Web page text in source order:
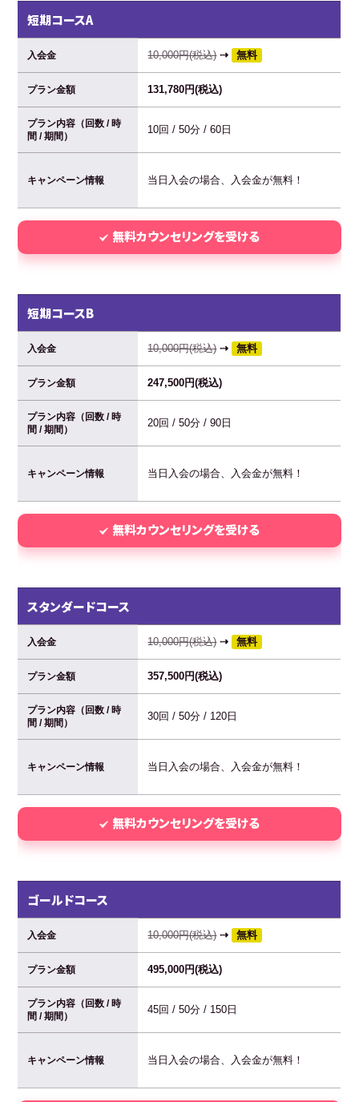
短期コースA
入会金 10,000円(税込)⇢ 無料
プラン金額 131,780円(税込)
プラン内容（回数 / 時
間 / 期間）
10回 / 50分 / 60日
キャンペーン情報 当日入会の場合、入会金が無料！
無料カウンセリングを受ける
短期コースB
入会金 10,000円(税込)⇢ 無料
プラン金額 247,500円(税込)
プラン内容（回数 / 時
間 / 期間）
20回 / 50分 / 90日
キャンペーン情報 当日入会の場合、入会金が無料！
無料カウンセリングを受ける
スタンダードコース
入会金 10,000円(税込)⇢ 無料
プラン金額 357,500円(税込)
プラン内容（回数 / 時
間 / 期間）
30回 / 50分 / 120日
キャンペーン情報 当日入会の場合、入会金が無料！
無料カウンセリングを受ける
ゴールドコース
入会金 10,000円(税込)⇢ 無料
プラン金額 495,000円(税込)
プラン内容（回数 / 時
間 / 期間）
45回 / 50分 / 150日
キャンペーン情報 当日入会の場合、入会金が無料！